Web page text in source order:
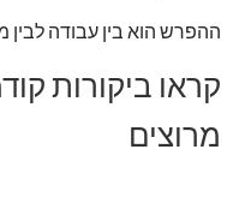
ההפרש הוא בין עבודה
קראו ביקורות
מרוצים